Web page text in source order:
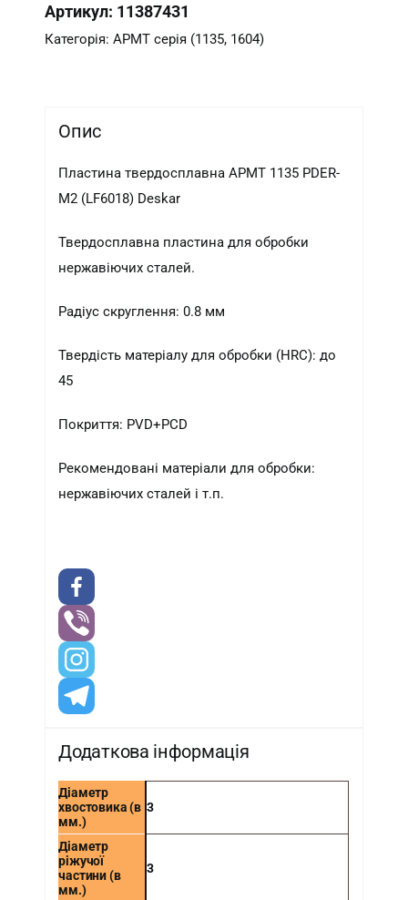
(LF6018)
Deskar
Артикул: 11387431
Категорія:APMT серія (1135, 1604)
Опис
Пластина твердосплавна APMT 1135 PDER-
M2 (LF6018) Deskar
Твердосплавна пластина для обробки
нержавіючих сталей.
Радіус скруглення: 0.8 мм
Твердість матеріалу для обробки (HRC): до
45
Покриття: PVD+PCD
Рекомендовані матеріали для обробки:
нержавіючих сталей і т.п.
Додаткова інформація
Діаметр
хвостовика (в
мм.)
3
Діаметр
ріжучої
частини (в
мм.)
3